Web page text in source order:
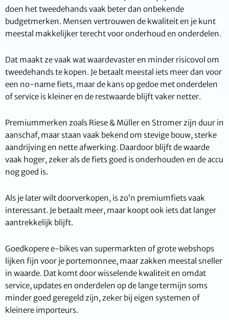
doen het tweedehands vaak beter dan onbekende
budgetmerken. Mensen vertrouwen de kwaliteit en je kunt
meestal makkelijker terecht voor onderhoud en onderdelen.
Dat maakt ze vaak wat waardevaster en minder risicovol om
tweedehands te kopen. Je betaalt meestal iets meer dan voor
een no-name fiets, maar de kans op gedoe met onderdelen
of service is kleiner en de restwaarde blijft vaker netter.
Premiummerken zoals Riese & Müller en Stromer zijn duur in
aanschaf, maar staan vaak bekend om stevige bouw, sterke
aandrijving en nette afwerking. Daardoor blijft de waarde
vaak hoger, zeker als de fiets goed is onderhouden en de accu
nog goed is.
Als je later wilt doorverkopen, is zo’n premiumfiets vaak
interessant. Je betaalt meer, maar koopt ook iets dat langer
aantrekkelijk blijft.
Goedkopere e-bikes van supermarkten of grote webshops
lijken fijn voor je portemonnee, maar zakken meestal sneller
in waarde. Dat komt door wisselende kwaliteit en omdat
service, updates en onderdelen op de lange termijn soms
minder goed geregeld zijn, zeker bij eigen systemen of
kleinere importeurs.